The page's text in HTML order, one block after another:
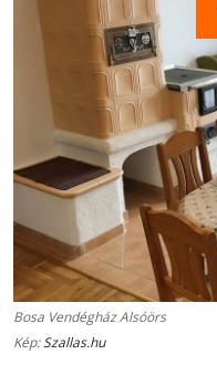
Bosa Vendégház Alsóörs
Kép:Szallas.hu